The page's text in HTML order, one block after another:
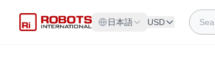
日本語 USD
Search